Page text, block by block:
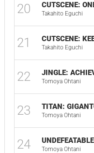
20 CUTSCENE:
Takahito Eguchi
21 CUTSCENE:
Takahito Eguchi
22 JINGLE:
Tomoya Ohtani
23 TITAN:
Tomoya Ohtani
24 Tomoya Ohtani